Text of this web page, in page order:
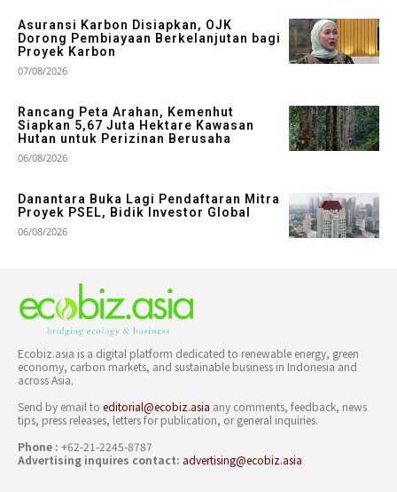
Asuransi Karbon Disiapkan, OJK
Dorong Pembiayaan Berkelanjutan bagi
Proyek Karbon
07/08/2026
Rancang Peta Arahan, Kemenhut
Siapkan 5,67 Juta Hektare Kawasan
Hutan untuk Perizinan Berusaha
06/08/2026
Danantara Buka Lagi Pendaftaran Mitra
Proyek PSEL, Bidik Investor Global
06/08/2026
Ecobiz.asia is a digital platform dedicated to renewable energy, green
economy, carbon markets, and sustainable business in Indonesia and
across Asia.
Send by email to editorial@ecobiz.asia any comments, feedback, news
tips, press releases, letters for publication, or general inquiries.
Phone : +62-21-2245-8787
Advertising inquires contact: advertising@ecobiz.asia